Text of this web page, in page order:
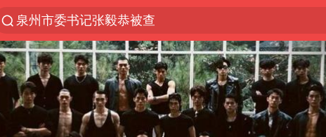
泉州市委书记张毅恭被查
“电影+”如何激发千亿级消费新活力？
台风白海豚已进入24小时警戒线
全球首个长时储能一体化产业园量产
名创优品回应女子吐槽内裤质量差